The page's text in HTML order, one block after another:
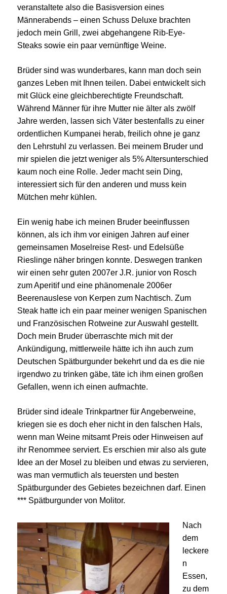
veranstaltete also die Basisversion eines
Männerabends – einen Schuss Deluxe brachten
jedoch mein Grill, zwei abgehangene Rib-Eye-
Steaks sowie ein paar vernünftige Weine.
Brüder sind was wunderbares, kann man doch sein
ganzes Leben mit Ihnen teilen. Dabei entwickelt sich
mit Glück eine gleichberechtigte Freundschaft.
Während Männer für ihre Mutter nie älter als zwölf
Jahre werden, lassen sich Väter bestenfalls zu einer
ordentlichen Kumpanei herab, freilich ohne je ganz
den Lehrstuhl zu verlassen. Bei meinem Bruder und
mir spielen die jetzt weniger als 5% Altersunterschied
kaum noch eine Rolle. Jeder macht sein Ding,
interessiert sich für den anderen und muss kein
Mütchen mehr kühlen.
Ein wenig habe ich meinen Bruder beeinflussen
können, als ich ihm vor einigen Jahren auf einer
gemeinsamen Moselreise Rest- und Edelsüße
Rieslinge näher bringen konnte. Deswegen tranken
wir einen sehr guten 2007er J.R. junior von Rosch
zum Aperitif und eine phänomenale 2006er
Beerenauslese von Kerpen zum Nachtisch. Zum
Steak hatte ich ein paar meiner wenigen Spanischen
und Französischen Rotweine zur Auswahl gestellt.
Doch mein Bruder überraschte mich mit der
Ankündigung, mittlerweile hätte ich ihn auch zum
Deutschen Spätburgunder bekehrt und da es die nie
irgendwo zu trinken gäbe, täte ich ihm einen großen
Gefallen, wenn ich einen aufmachte.
Brüder sind ideale Trinkpartner für Angeberweine,
kriegen sie es doch eher nicht in den falschen Hals,
wenn man Weine mitsamt Preis oder Hinweisen auf
ihr Renommee serviert. Es erschien mir also als gute
Idee an der Mosel zu bleiben und etwas zu servieren,
was man vermutlich als teuersten und besten
Spätburgunder des Gebietes bezeichnen darf. Einen
*** Spätburgunder von Molitor.
Nach
dem
leckere
n
Essen,
zu dem